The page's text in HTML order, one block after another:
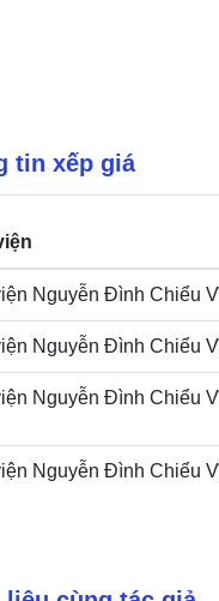
tin xếp giá
Nguyễn Đình Chiểu
Nguyễn Đình Chiểu
Nguyễn Đình Chiểu
Nguyễn Đình Chiểu